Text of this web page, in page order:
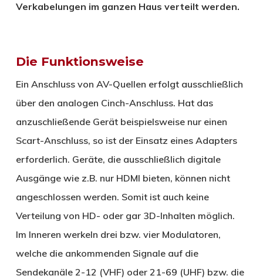
Verkabelungen im ganzen Haus verteilt werden.
Die Funktionsweise
Ein Anschluss von AV-Quellen erfolgt ausschließlich
über den analogen Cinch-Anschluss. Hat das
anzuschließende Gerät beispielsweise nur einen
Scart-Anschluss, so ist der Einsatz eines Adapters
erforderlich. Geräte, die ausschließlich digitale
Ausgänge wie z.B. nur HDMI bieten, können nicht
angeschlossen werden. Somit ist auch keine
Verteilung von HD- oder gar 3D-Inhalten möglich.
Im Inneren werkeln drei bzw. vier Modulatoren,
welche die ankommenden Signale auf die
Sendekanäle 2-12 (VHF) oder 21-69 (UHF) bzw. die